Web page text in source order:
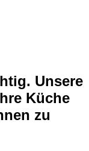
Unsere
Küche
zu